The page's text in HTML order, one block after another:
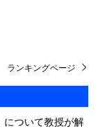
について教授が解
ランキングページ